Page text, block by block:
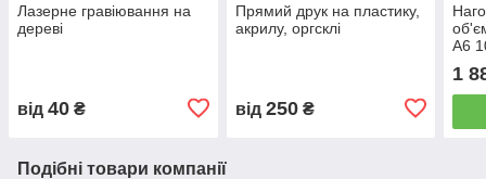
Лазерне гравіювання на
дереві
від 40 ₴
Прямий друк на пластику,
акрилу, оргсклі
від 250₴
А6
1
Подібні товари компанії